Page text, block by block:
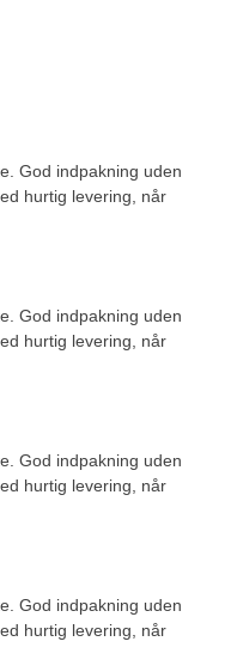
God indpakning uden
hurtig levering, når
God indpakning uden
hurtig levering, når
God indpakning uden
hurtig levering, når
God indpakning uden
hurtig levering, når